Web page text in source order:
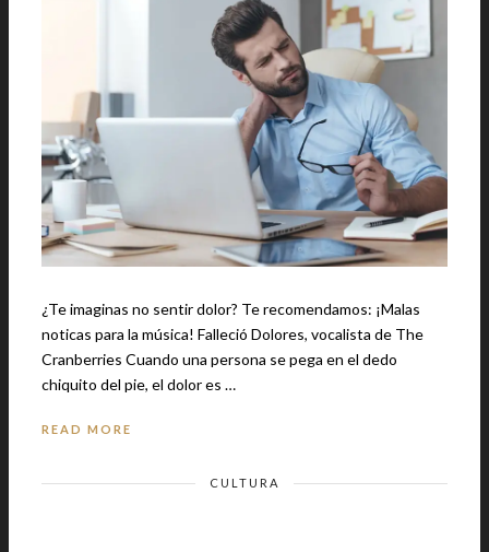
¿Te imaginas no sentir dolor? Te recomendamos: ¡Malas
noticas para la música! Falleció Dolores, vocalista de The
Cranberries Cuando una persona se pega en el dedo
chiquito del pie, el dolor es …
READ MORE
CULTURA